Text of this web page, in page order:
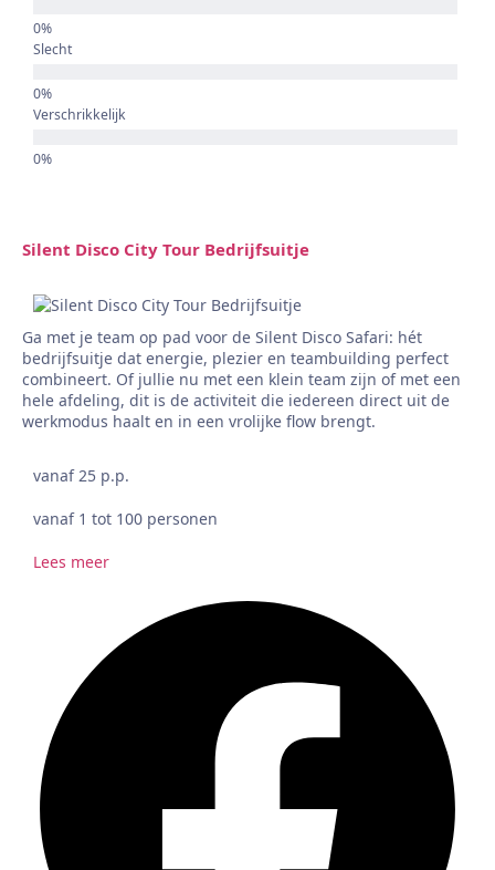
Slecht
Verschrikkelijk
Silent Disco City Tour Bedrijfsuitje
Ga met je team op pad voor de Silent Disco Safari: hét
bedrijfsuitje dat energie, plezier en teambuilding perfect
combineert. Of jullie nu met een klein team zijn of met een
hele afdeling, dit is de activiteit die iedereen direct uit de
werkmodus haalt en in een vrolijke flow brengt.
vanaf 25 p.p.
vanaf 1 tot 100 personen
Lees meer